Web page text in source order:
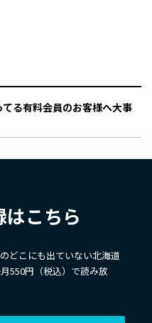
る有料会員のお客様へ大事
はこちら
どこにも出ていない北海道
550円（税込）で読み放